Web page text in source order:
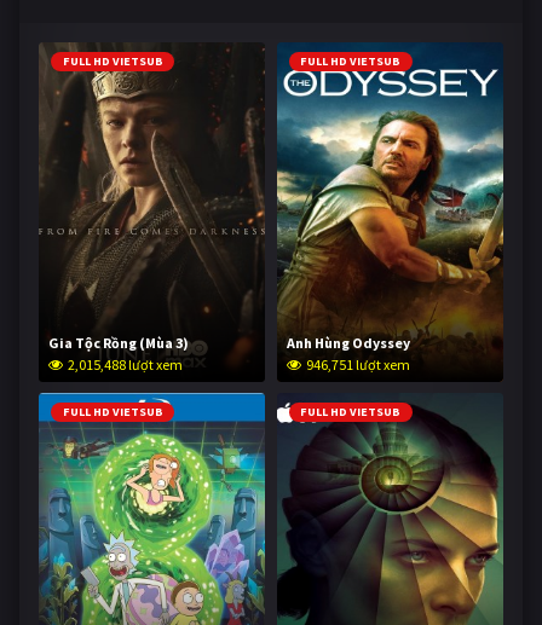
FULL HD VIETSUB
Gia Tộc Rồng (Mùa 3)
2,015,488 lượt xem
FULL HD VIETSUB
Anh Hùng Odyssey
946,751 lượt xem
FULL HD VIETSUB FULL HD VIETSUB